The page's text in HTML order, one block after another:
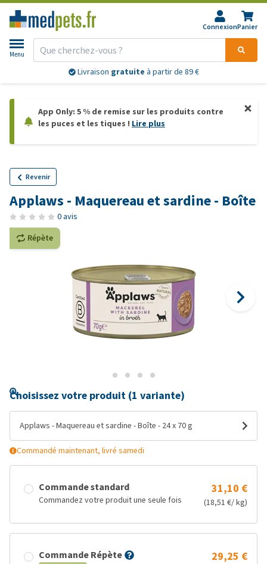
ConnexionPanier
Menu
Livraison gratuite à partir de 89 €
App Only: 5 % de remise sur les produits contre
les puces et les tiques ! Lire plus
Revenir
Applaws - Maquereau et sardine - Boîte
0 avis
Répète
Choisissez votre produit (1 variante)
Applaws - Maquereau et sardine - Boîte - 24 x 70 g
Commandé maintenant, livré samedi
Commande standard
Commandez votre produit une seule fois
31,10 €
(18,51 €/ kg)
Commande Répète 29,25 €